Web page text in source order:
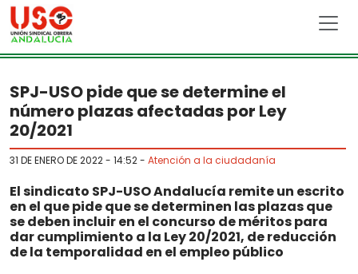
Skip to main content
SPJ-USO pide que se determine el
número plazas afectadas por Ley
20/2021
31 DE ENERO DE 2022 - 14:52- Atención a la ciudadanía
El sindicato SPJ-USO Andalucía remite un escrito
en el que pide que se determinen las plazas que
se deben incluir en el concurso de méritos para
dar cumplimiento a la Ley 20/2021, de reducción
de la temporalidad en el empleo público